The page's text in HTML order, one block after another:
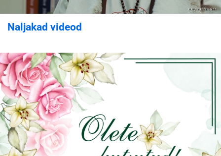
Naljakad videod